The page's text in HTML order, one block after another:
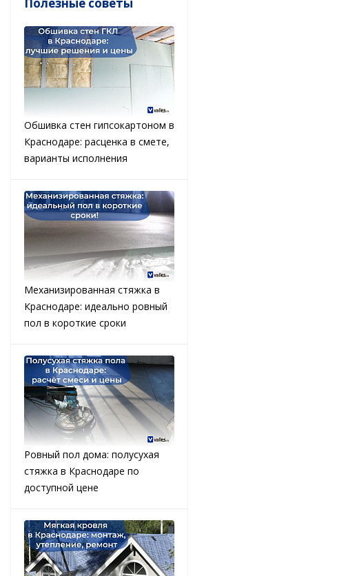
Обшивка стен гипсокартоном в
Краснодаре: расценка в смете,
варианты исполнения
Механизированная стяжка в
Краснодаре: идеально ровный
пол в короткие сроки
Ровный пол дома: полусухая
стяжка в Краснодаре по
доступной цене